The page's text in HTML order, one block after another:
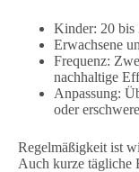
Kinder: 20 bis
Erwachsene
Frequenz:
nachhaltige
Anpassung:
oder
Regelmäßigkeit ist
Auch kurze tägliche